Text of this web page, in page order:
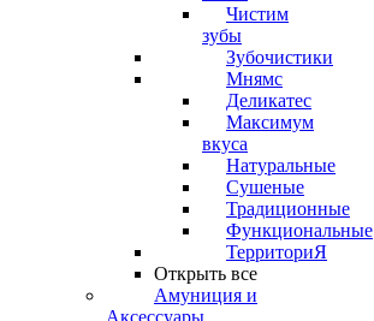
Чистим
зубы
Зубочистики
Мнямс
Деликатес
Максимум
вкуса
Натуральные
Сушеные
Традиционные
Функциональные
ТерриториЯ
Открыть все
Амуниция и
Аксессуары